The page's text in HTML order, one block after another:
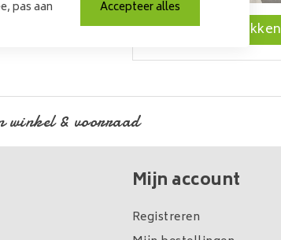
Kapstokken
winkel & voorraad
Mijn account
Registreren
pas aan Accepteer alles